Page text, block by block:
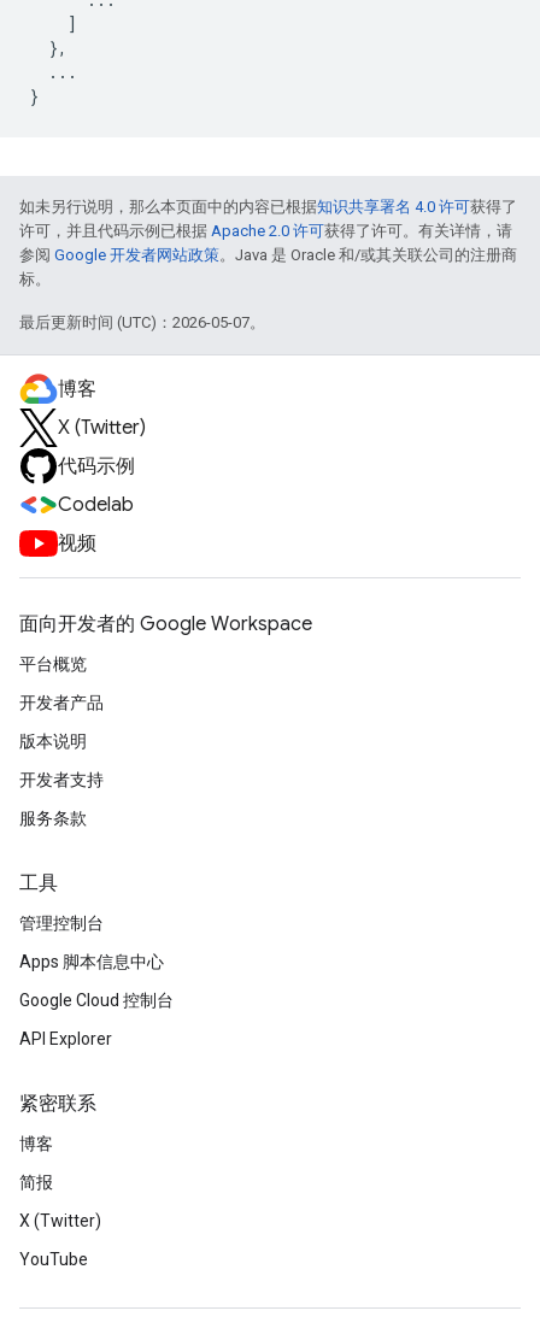
]
},
...
}
如未另行说明，那么本页面中的内容已根据知识共享署名 4.0 许可获得了
许可，并且代码示例已根据 Apache 2.0 许可获得了许可。有关详情，请
参阅 Google 开发者网站政策。Java 是 Oracle 和/或其关联公司的注册商
标。
最后更新时间 (UTC)：2026-05-07。
博客
X (Twitter)
代码示例
Codelab
视频
面向开发者的 Google Workspace
平台概览
开发者产品
版本说明
开发者支持
服务条款
工具
管理控制台
Apps 脚本信息中心
Google Cloud 控制台
API Explorer
紧密联系
博客
简报
X (Twitter)
YouTube